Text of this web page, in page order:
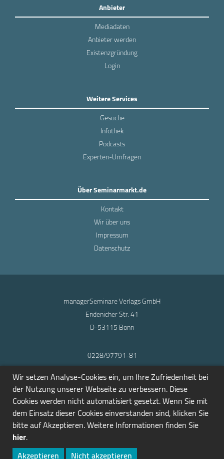
Anbieter
Mediadaten
Anbieter werden
Existenzgründung
Login
Weitere Services
Gesuche
Infothek
Podcasts
Experten-Umfragen
Über Seminarmarkt.de
Kontakt
Wir über uns
Impressum
Datenschutz
managerSeminare Verlags GmbH
Endenicher Str. 41
D-53115 Bonn
0228/97791-81
info@seminarmarkt.de
© 2001-2026
Wir setzen Analyse-Cookies ein, um Ihre Zufriedenheit bei
der Nutzung unserer Webseite zu verbessern. Diese
Cookies werden nicht automatisiert gesetzt. Wenn Sie mit
dem Einsatz dieser Cookies einverstanden sind, klicken Sie
bitte auf Akzeptieren. Weitere Informationen finden Sie
hier.
Akzeptieren
Nicht akzeptieren